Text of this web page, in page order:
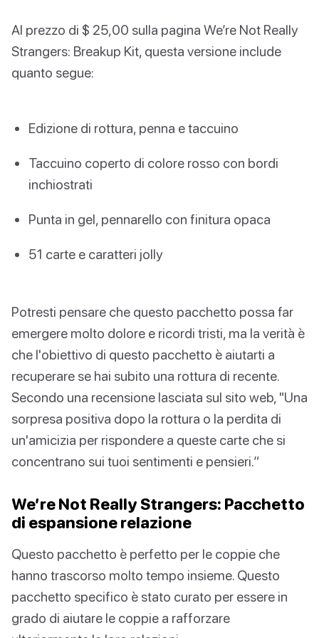
Al prezzo di $ 25,00 sulla pagina We’re Not Really
Strangers: Breakup Kit, questa versione include
quanto segue:
Edizione di rottura, penna e taccuino
Taccuino coperto di colore rosso con bordi
inchiostrati
Punta in gel, pennarello con finitura opaca
51 carte e caratteri jolly
Potresti pensare che questo pacchetto possa far
emergere molto dolore e ricordi tristi, ma la verità è
che l'obiettivo di questo pacchetto è aiutarti a
recuperare se hai subito una rottura di recente.
Secondo una recensione lasciata sul sito web, "Una
sorpresa positiva dopo la rottura o la perdita di
un'amicizia per rispondere a queste carte che si
concentrano sui tuoi sentimenti e pensieri.”
We’re Not Really Strangers: Pacchetto
di espansione relazione
Questo pacchetto è perfetto per le coppie che
hanno trascorso molto tempo insieme. Questo
pacchetto specifico è stato curato per essere in
grado di aiutare le coppie a rafforzare